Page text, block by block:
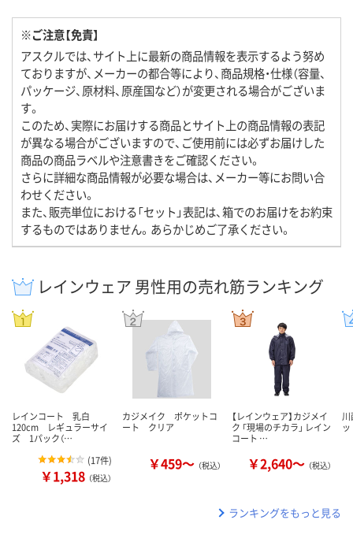
※ご注意【免責】
アスクルでは、サイト上に最新の商品情報を表示するよう努め
ておりますが、メーカーの都合等により、商品規格・仕様（容量、
パッケージ、原材料、原産国など）が変更される場合がございま
す。
このため、実際にお届けする商品とサイト上の商品情報の表記
が異なる場合がございますので、ご使用前には必ずお届けした
商品の商品ラベルや注意書きをご確認ください。
さらに詳細な商品情報が必要な場合は、メーカー等にお問い合
わせください。
また、販売単位における「セット」表記は、箱でのお届けをお約束
するものではありません。あらかじめご了承ください。
レインウェア 男性用の売れ筋ランキング
レインコート 乳白
120cm レギュラーサイ
ズ 1パック（…
(17件)
￥1,318 （税込）
カジメイク ポケットコ
ート クリア
￥459～ （税込）
【レインウェア】カジメイ
ク 「現場のチカラ」 レイン
コート …
￥2,640～ （税込）
ランキングをもっと見る